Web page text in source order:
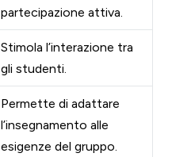
partecipazione attiva.
Stimola l’interazione tra
gli studenti.
Permette di adattare
l’insegnamento alle
esigenze del gruppo.